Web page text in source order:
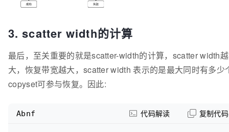
3. scatter width的计算
最后，至关重要的就是scatter-width的计算，scatter width越
大，恢复带宽越大，scatter width 表示的是最大同时有多少
copyset可参与恢复。因此:
Abnf 代码解读 复制代码